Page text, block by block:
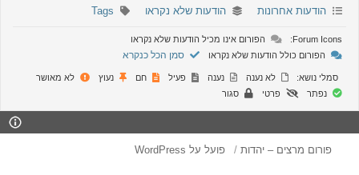
הודעות אחרונות
הודעות שלא נקראו Tags
Forum Icons:
הפורום אינו מכיל הודעות שלא נקראו
הפורום כולל הודעות שלא נקראו
סמן הכל כנקרא
סמלי נושא: לא נענה נענה פעיל חם נעוץ
לא מאושר
נפתר
פרטי סגור
פורום מרצים – יהדות פועל על WordPress